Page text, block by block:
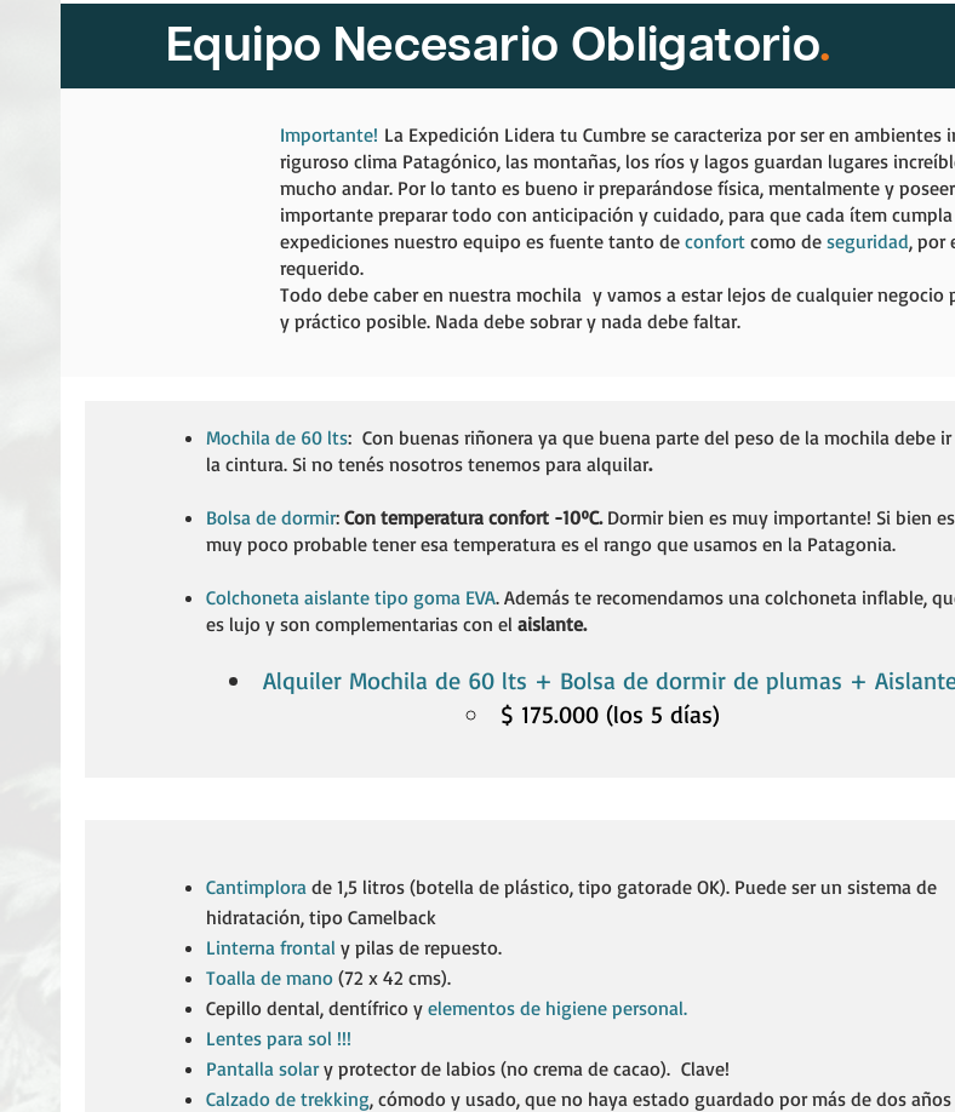
Equipo Necesario Obligatorio.
Importante! La Expedición Lidera tu Cumbre se caracteriza por ser en ambientes
riguroso clima Patagónico, las montañas, los ríos y lagos guardan lugares
mucho andar. Por lo tanto es bueno ir preparándose física, mentalmente y
importante preparar todo con anticipación y cuidado, para que cada ítem
expediciones nuestro equipo es fuente tanto de confort como de seguridad, por
requerido.
Todo debe caber en nuestra mochila y vamos a estar lejos de cualquier negocio
y práctico posible. Nada debe sobrar y nada debe faltar.
Mochila de 60 lts:Con buenas riñonera ya que buena parte del peso de la mochila debe ir
la cintura. Si no tenés nosotros tenemos para alquilar.
Bolsa de dormir:Con temperatura confort -10ºC. Dormir bien es muy importante! Si bien es
muy poco probable tener esa temperatura es el rango que usamos en la Patagonia.
Colchoneta aislante tipo goma EVA. Además te recomendamos una colchoneta inflable,
es lujo y son complementarias con elaislante.
Alquiler Mochila de 60 lts + Bolsa de dormir de plumas +
$ 175.000 (los 5 días)
Cantimplora de 1,5 litros (botella de plástico, tipo gatorade OK). Puede ser un sistema de
hidratación, tipo Camelback​
Linterna frontal y pilas de repuesto.​
Toalla de mano (72 x 42 cms).
Cepillo dental, dentífrico yelementos de higiene personal.
Lentes para sol !!!
Pantalla solary protector de labios (no crema de cacao). Clave!
Calzado de trekking, cómodo y usado, que no haya estado guardado por más de dos años